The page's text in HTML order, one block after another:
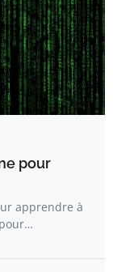
pour
apprendre à